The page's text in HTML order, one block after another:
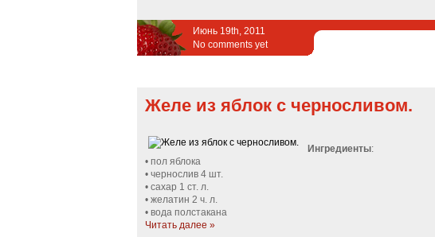
Июнь 19th, 2011
No comments yet
Желе из яблок с черносливом.
Ингредиенты:
• пол яблока
• чернослив 4 шт.
• сахар 1 ст. л.
• желатин 2 ч. л.
• вода полстакана
Читать далее »